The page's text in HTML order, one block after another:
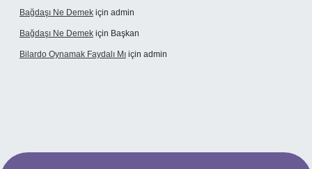
Bağdaşı Ne Demek için admin
Bağdaşı Ne Demek için Başkan
Bilardo Oynamak Faydalı Mı için admin
bahis sitesi